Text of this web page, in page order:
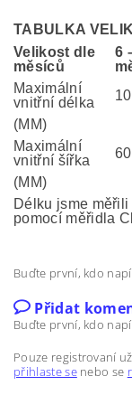
TABULKA
Velikost dle
měsíců
6
Maximální
vnitřní délka
(MM)
Maximální
vnitřní šířka
60
(MM)
Délku jsme
pomocí měřidla
Buďte první, kdo
Přidat
Buďte první, kdo
Pouze registrovaní
přihlaste senebo se